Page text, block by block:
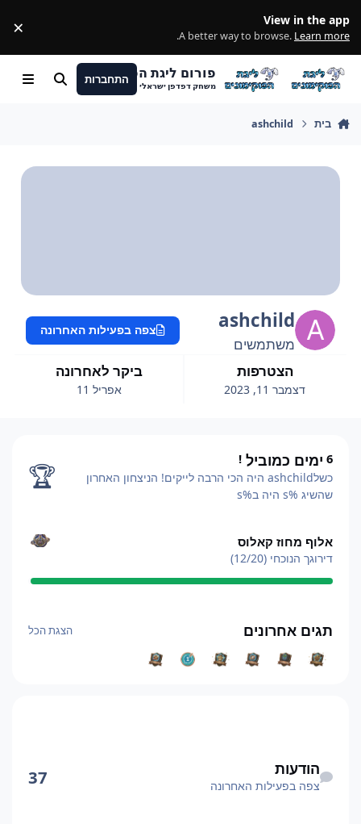
View in the app
A better way to browse. Learn more
.
×
פורום ליגת הפוקימונים
משחק דפדפן ישראלי
התחברות חיפוש Menu
בית ashchild
ashchild
משתמשים
הצטרפות
דצמבר 11, 2023
ביקר לאחרונה
אפריל 11
צפה בפעילות האחרונה
6 ימים כמוביל !
כשלashchild היה הכי הרבה לייקים!
הניצחון האחרון
שהשיג %s היה ב%s
🏆
אלוף מחוז קאלוס
דירוגך הנוכחי (12/20)
תגים אחרונים הצגת הכל
הודעות
צפה בפעילות האחרונה 37